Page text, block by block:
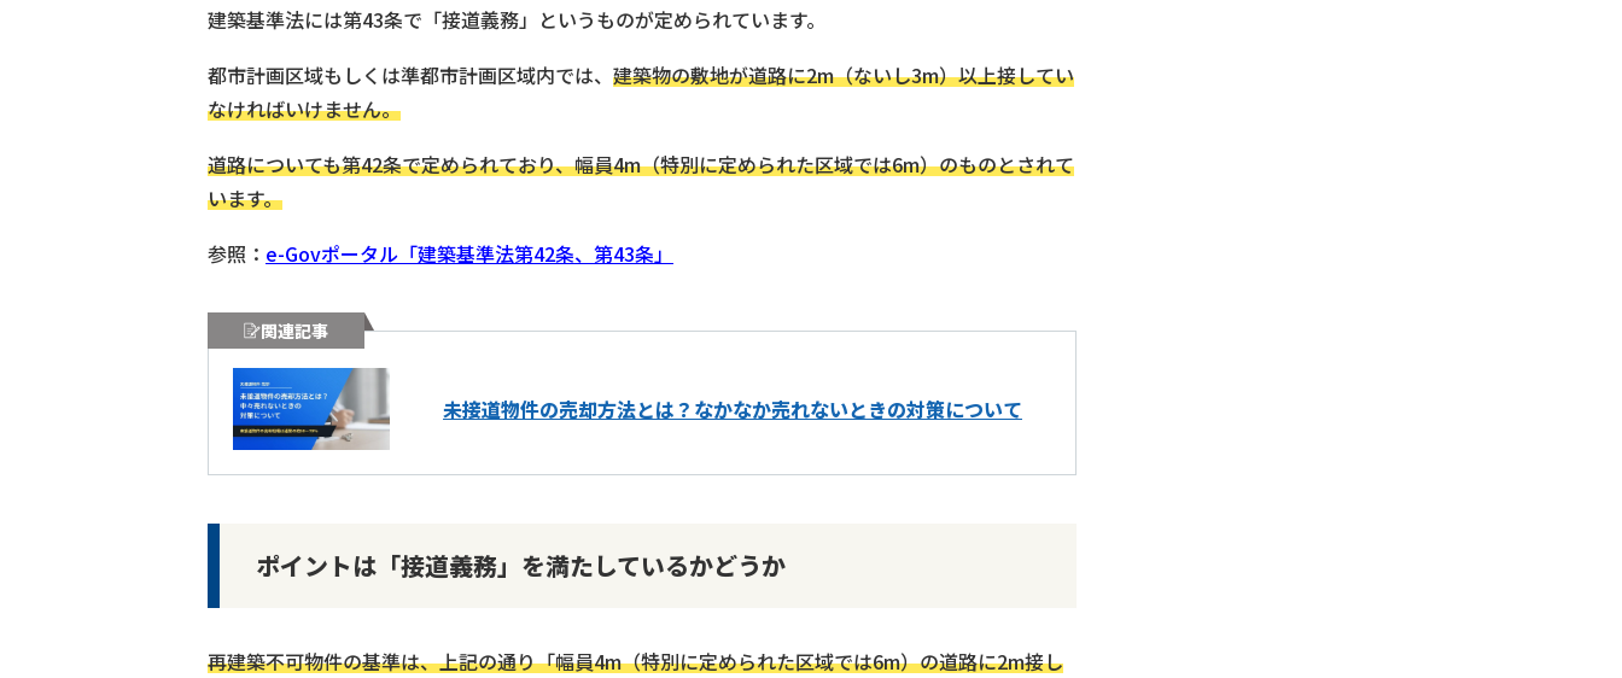
建築基準法には第43条で「接道義務」というものが定められています。
都市計画区域もしくは準都市計画区域内では、 建築物の敷地が道路に2m（ないし3m）以上接してい
なければいけません。
道路についても第42条で定められており、幅員4m（特別に定められた区域では6m）のものとされて
います。
参照： e-Govポータル「建築基準法第42条、第43条」
関連記事
未接道物件の売却方法とは？なかなか売れないときの対策について
ポイントは「接道義務」を満たしているかどうか
再建築不可物件の基準は、上記の通り「幅員4m（特別に定められた区域では6m）の道路に2m接し